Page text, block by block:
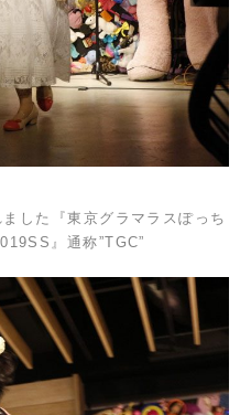
した『東京グラマラスぽっち
』通称”TGC”